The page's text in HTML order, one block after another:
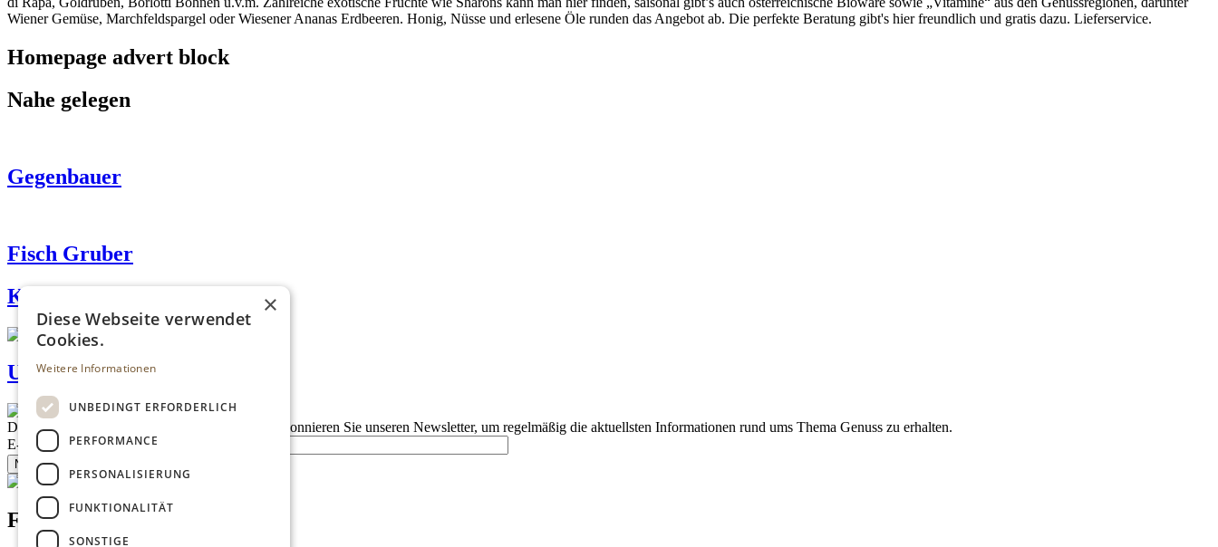
Wiener Gemüse, Marchfeldspargel oder Wiesener Ananas Erdbeeren. Honig, Nüsse und erlesene Öle runden das Angebot ab. Die perfekte Beratung gibt's hier freundlich und gratis dazu. Lieferservice.
Homepage advert block
Nahe gelegen
Gegenbauer
Fisch Gruber
Käsehütte am Naschmarkt
Urbanek
Description
Abonnieren Sie unseren Newsletter, um regelmäßig die aktuellsten Informationen rund ums Thema Genuss zu erhalten.
E-Mail
Newsletter bestellen
Footer menu (DE)
×
Diese Webseite verwendet
Cookies.
Weitere Informationen
UNBEDINGT ERFORDERLICH
PERFORMANCE
PERSONALISIERUNG
FUNKTIONALITÄT
SONSTIGE